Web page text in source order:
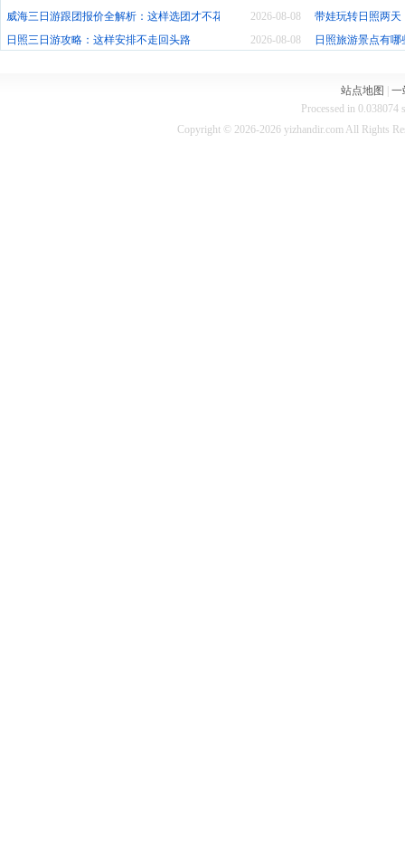
2026-08-08
威海三日游跟团报价全解析：这样选团才不花冤枉钱
带娃玩转日照两
2026-08-08
日照三日游攻略：这样安排不走回头路 日照旅游景点有
站点地图
一
Processed in 0.038074
Copyright © 2026-2026 yizhandir.com All Rights